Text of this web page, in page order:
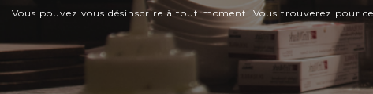
Vous pouvez vous désinscrire à tout moment. Vous trouverez pour